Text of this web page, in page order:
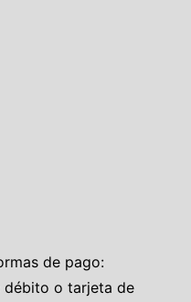
de pago:
débito o tarjeta de